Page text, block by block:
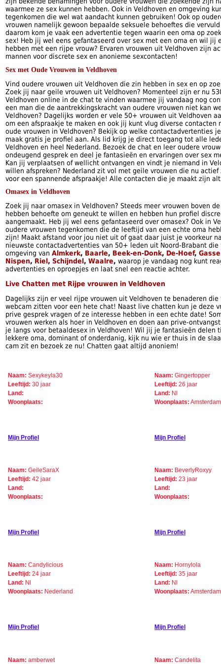
waarmee ze sex kunnen hebben. Ook in Veldhoven en omgeving
tegenkomen die wel wat aandacht kunnen gebruiken! Ook op
vrouwen namelijk gewoon bepaalde seksuele behoeftes die
daarom kom je vaak een advertentie tegen waarin een oma op
sex! Heb jij wel eens gefantaseerd over sex met een oma en wil jij
hebben met een rijpe vrouw? Ervaren vrouwen uit Veldhoven zijn
mannen voor discrete sex en anonieme sexcontacten!
Sex met Oude Vrouwen in Veldhoven
Vind oudere vrouwen uit Veldhoven die zin hebben in sex en op
Zoek jij naar geile vrouwen uit Veldhoven? Momenteel zijn er nu
Veldhoven online in de chat te vinden waarmee jij vandaag nog
een man die de aantrekkingskracht van oudere vrouwen niet kan
Veldhoven? Dagelijks worden er vele 50+ vrouwen uit Veldhoven
om een afspraakje te maken en ook jij kunt vlug diverse contacten
oude vrouwen in Veldhoven? Bekijk op welke contactadvertenties
maak gratis je profiel aan. Als lid krijg je direct toegang tot alle
Veldhoven en heel Nederland. Bezoek de chat en leer oudere
ondeugend gesprek en deel je fantasieën en ervaringen over sex
Kan jij verplaatsen of wellicht ontvangen en vindt je niemand in
willen afspreken? Nederland zit vol met geile vrouwen die nu actief
voor een spannende afspraakje! Alle contacten die je maakt zijn
Omasex in Veldhoven
Zoek jij naar omasex in Veldhoven? Steeds meer vrouwen boven
hebben behoefte om geneukt te willen en hebben hun profiel
aangemaakt. Heb jij wel eens gefantaseerd over omasex? Ook in
oudere vrouwen tegenkomen die de leeftijd van een echte oma
zijn! Maakt afstand voor jou niet uit of gaat daar juist je voorkeur
nieuwste contactadvertenties van 50+ leden uit Noord-Brabant
omgeving van Almkerk, Baarle, Beek-en-Donk, De-Hoef,
Nispen, Riel, Schijndel, Waalre, waarop je vandaag nog kunt
advertenties en oproepjes en laat snel een reactie achter.
Live Chatten met Rijpe vrouwen in Veldhoven
Dagelijks zijn er veel rijpe vrouwen uit Veldhoven te benaderen
webcam zitten voor een hete chat! Naast live chatten kun je deze
prive gesprek vragen of ze interesse hebben in een echte date!
vrouwen werken als hoer in Veldhoven en doen aan prive-
je langs voor betaaldesex in Veldhoven! Wil jij je fantasieën delen
lekkere oma, dominant of onderdanig, kijk nu wie er thuis in de
cam zit en bezoek ze nu! Chatten gaat altijd anoniem!
Naam: Sexykeyla30
Leeftijd: 30 jaar
Land:
Woonplaats:
Mijn Profiel
Naam: Gingertopper
Leeftijd: 26 jaar
Land: Nl
Woonplaats: Amsterdam
Mijn Profiel
Naam: GeileSaraX
Leeftijd: 42 jaar
Land:
Woonplaats:
Mijn Profiel
Naam: BeverlyRoxyy
Leeftijd: 23 jaar
Land:
Woonplaats:
Mijn Profiel
Naam: Candylicious
Leeftijd: 24 jaar
Land: Nl
Woonplaats: Nederland
Mijn Profiel
Naam: Hornylola
Leeftijd: 35 jaar
Land: Nl
Woonplaats: Amsterdam
Mijn Profiel
Naam: amberwet
Naam: Candelita